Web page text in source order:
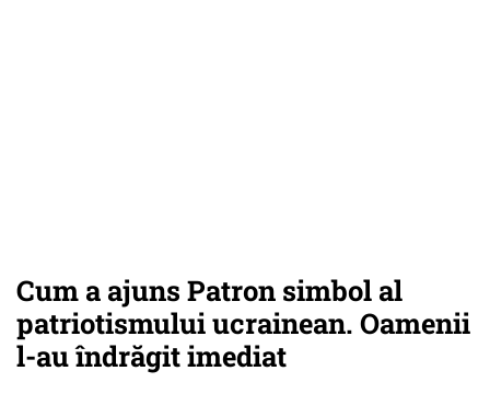
Cum a ajuns Patron simbol al
patriotismului ucrainean. Oamenii
l-au îndrăgit imediat